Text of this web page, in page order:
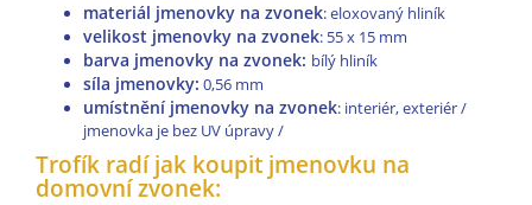
materiál jmenovky na zvonek: eloxovaný hliník
velikost jmenovky na zvonek: 55 x 15 mm
barva jmenovky na zvonek: bílý hliník
síla jmenovky: 0,56 mm
umístnění jmenovky na zvonek: interiér, exteriér /
jmenovka je bez UV úpravy /
Trofík radí jak koupit jmenovku na
domovní zvonek: